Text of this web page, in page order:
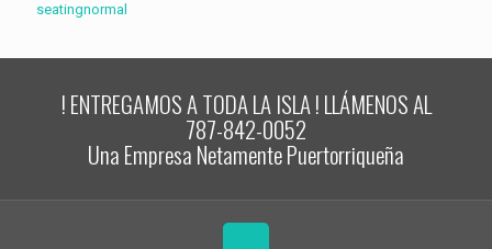
seatingnormal
! ENTREGAMOS A TODA LA ISLA ! LLÁMENOS AL
787-842-0052
Una Empresa Netamente Puertorriqueña